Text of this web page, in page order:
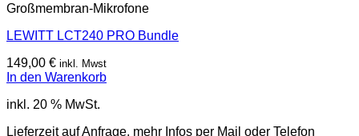
Großmembran-Mikrofone
LEWITT LCT240 PRO Bundle
149,00 € inkl. Mwst
In den Warenkorb
inkl. 20 % MwSt.
Lieferzeit auf Anfrage, mehr Infos per Mail oder Telefon